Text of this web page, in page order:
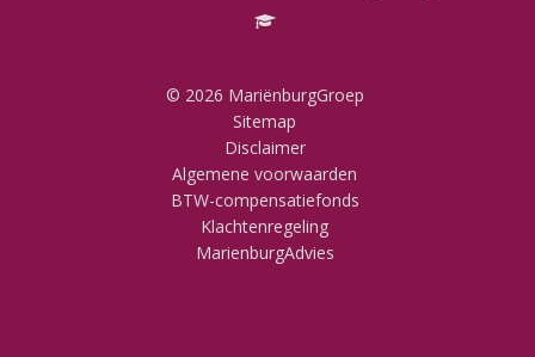
© 2026 MariënburgGroep
Sitemap
Disclaimer
Algemene voorwaarden
BTW-compensatiefonds
Klachtenregeling
MarienburgAdvies